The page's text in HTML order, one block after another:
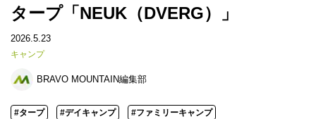
タープ「NEUK（DVERG）」
2026.5.23
キャンプ
BRAVO MOUNTAIN編集部
#タープ #デイキャンプ #ファミリーキャンプ